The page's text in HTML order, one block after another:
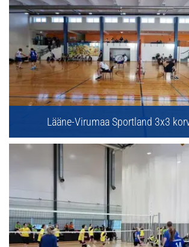
Lääne-Virumaa Sportland 3x3